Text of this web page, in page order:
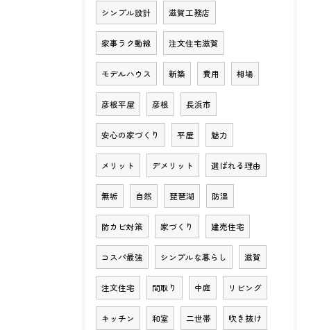
シンプル設計 滋賀工務店
家事ラク動線 注文住宅滋賀
モデルハウス 新築 費用 相場
彦根平屋 彦根 長浜市
安心の家づくり 平屋 魅力
メリット デメリット 選ばれる理由
無垢 自然 琵琶湖 防湿
防カビ対策 家づくり 建売住宅
コスパ最強 シンプルな暮らし 滋賀
注文住宅 間取り 中庭 リビング
キッチン 和室 二世帯 吹き抜け